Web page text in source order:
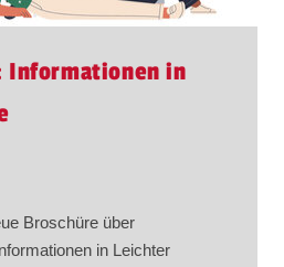
Informationen in
Broschüre über
in Leichter